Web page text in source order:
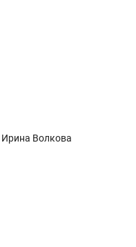
Ирина Волкова